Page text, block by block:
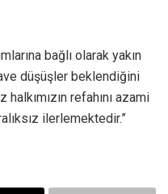
bağlı olarak yakın
düşüşler beklendiğini
halkımızın refahını azami
ilerlemektedir.”